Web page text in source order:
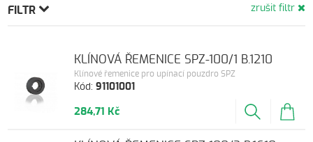
FILTR zrušit filtr
Kód:91101001
Klínové řemenice pro upínací pouzdro SPZ
KLÍNOVÁ ŘEMENICE SPZ-100/1 B.1210
284,71 Kč